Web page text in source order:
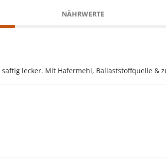
NÄHRWERTE
lecker. Mit Hafermehl, Ballaststoffquelle &